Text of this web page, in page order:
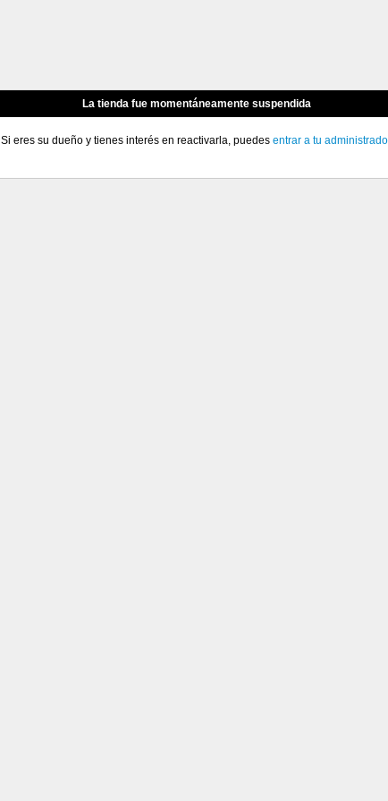
La tienda fue momentáneamente suspendida
Si eres su dueño y tienes interés en reactivarla, puedes entrar a tu